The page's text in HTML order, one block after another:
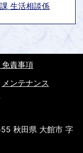
生活相談係
責事項
メンテナンス
秋田県 大館市 字